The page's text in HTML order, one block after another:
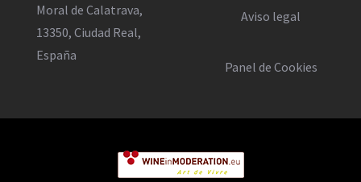
Moral de Calatrava,
13350, Ciudad Real,
España
Aviso legal
Panel de Cookies